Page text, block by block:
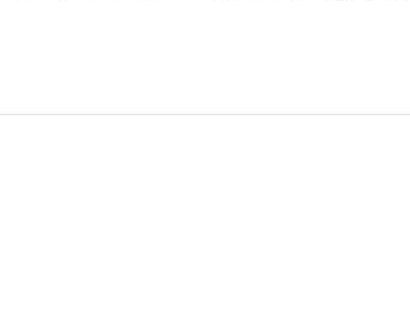
Spargi, navegando junto a la playa rosa
nadar en las piscinas naturales de